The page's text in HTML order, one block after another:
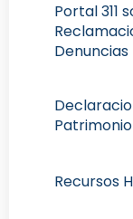
Portal 311
Denuncias
Recursos